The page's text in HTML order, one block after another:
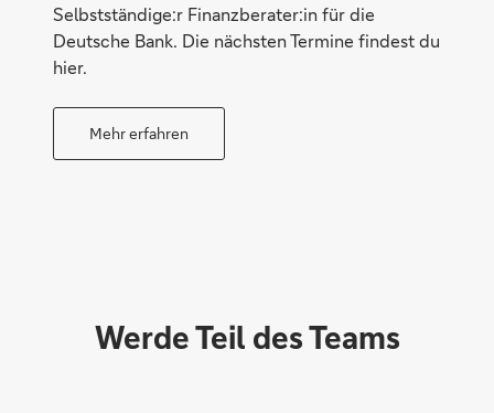
Nah
Selbstständige:r Finanzberater:in für die
Deutsche Bank. Die nächsten Termine findest du
hier.
Mehr erfahren
Werde Teil des Teams